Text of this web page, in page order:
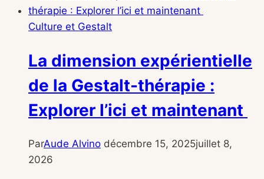
Culture et Gestalt
La dimension expérientielle
de la Gestalt-thérapie :
Explorer l’ici et maintenant
ParAude Alvino décembre 15, 2025juillet 8,
2026